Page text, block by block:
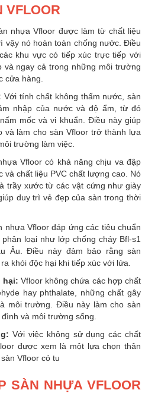
VFLOOR
nhựa Vfloor được làm từ chất liệu
vậy nó hoàn toàn chống nước. Điều
khu vực có tiếp xúc trực tiếp với
ngay cả trong những môi trường
cửa hàng.
Với tính chất không thấm nước, sàn
nhập của nước và độ ẩm, từ đó
mốc và vi khuẩn. Điều này giúp
làm cho sàn Vfloor trở thành lựa
trường làm việc.
Vfloor có khả năng chịu va đập
và chất liệu PVC chất lượng cao. Nó
trầy xước từ các vật cứng như giày
duy trì vẻ đẹp của sàn trong thời
nhựa Vfloor đáp ứng các tiêu chuẩn
loại như lớp chống cháy Bfl-s1
Âu. Điều này đảm bảo rằng sàn
khói độc hại khi tiếp xúc với lửa.
hại: Vfloor không chứa các hợp chất
hay phthalate, những chất gây
môi trường. Điều này làm cho sàn
và môi trường sống.
Với việc không sử dụng các chất
được xem là một lựa chọn thân
Vfloor có tu
SÀN NHỰA VFLOOR